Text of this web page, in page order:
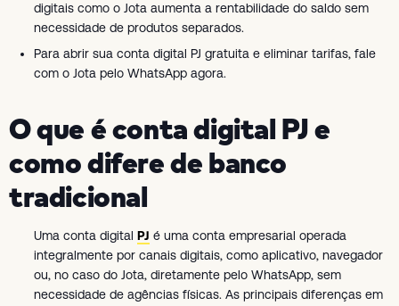
digitais como o Jota aumenta a rentabilidade do saldo sem
necessidade de produtos separados.
Para abrir sua conta digital PJ gratuita e eliminar tarifas, fale
com o Jota pelo WhatsApp agora.
O que é conta digital PJ e
como difere de banco
tradicional
Uma conta digital PJ é uma conta empresarial operada
integralmente por canais digitais, como aplicativo, navegador
ou, no caso do Jota, diretamente pelo WhatsApp, sem
necessidade de agências físicas. As principais diferenças em